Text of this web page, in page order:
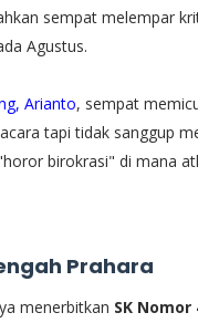
sempat melempar
Agustus.
Arianto, sempat
tapi tidak sanggup
birokrasi" di mana
Prahara
menerbitkan SK Nomor